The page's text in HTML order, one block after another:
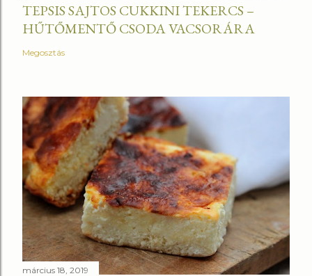
TEPSIS SAJTOS CUKKINI TEKERCS –
HŰTŐMENTŐ CSODA VACSORÁRA
Megosztás
március 18, 2019